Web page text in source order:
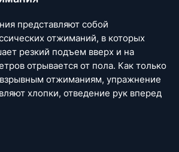
представляют собой
отжиманий, в которых
резкий подъем вверх и на
отрывается от пола. Как только
отжиманиям, упражнение
хлопки, отведение рук вперед